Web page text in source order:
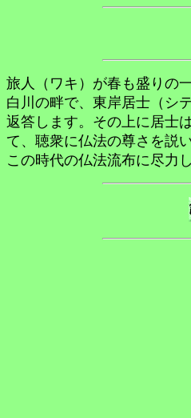
旅人（ワキ）が春も盛りの
白川の畔で、東岸居士（シ
返答します。その上に居士
て、聴衆に仏法の尊さを説
この時代の仏法流布に尽力